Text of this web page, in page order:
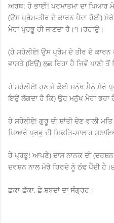
ਅਰਥ: ਹੇ ਭਾਈ! ਪਰਮਾਤਮਾ ਦਾ ਪਿਆਰ
(ਉਸ ਪ੍ਰੇਮ-ਤੀਰ ਦੇ ਕਾਰਨ ਪੈਦਾ ਹੋਈ) ਮੇਰੇ
ਮੇਰਾ ਪ੍ਰਭੂ ਹੀ ਜਾਣਦਾ ਹੈ।੧।ਰਹਾਉ।
(ਹੇ ਸਹੇਲੀਏ! ਉਸ ਪ੍ਰੇਮ ਦੇ ਤੀਰ ਦੇ ਕਾਰਨ
ਵਾਸਤੇ (ਇਉਂ) ਲੁਛ ਰਿਹਾ ਹੈ ਜਿਵੇਂ ਪਾਣੀ
ਹੇ ਸਹੇਲੀਏ! ਹੁਣ ਜੇ ਕੋਈ ਮਨੁੱਖ ਮੈਨੂੰ ਮੇਰੇ
ਇਉਂ ਲੱਗਦਾ ਹੈ ਕਿ) ਉਹ ਮਨੁੱਖ ਮੇਰਾ ਭਰਾ
ਹੇ ਸਹੇਲੀਏ! ਗੁਰੂ ਦੀ ਸ਼ਾਂਤੀ ਦੇਣ ਵਾਲੀ
ਪਿਆਰੇ ਪ੍ਰਭੂ ਦੀ ਸਿਫ਼ਤਿ-ਸਾਲਾਹ
ਹੇ ਪ੍ਰਭੂ! ਆਪਣੇ) ਦਾਸ ਨਾਨਕ ਦੀ
ਦਰਸ਼ਨ ਨਾਲ ਮੇਰੇ ਹਿਰਦੇ ਨੂੰ ਠੰਢ ਪੈਂਦੀ
ਛਕਾ-ਛੱਕਾ, ਛੇ ਸ਼ਬਦਾਂ ਦਾ ਸੰਗ੍ਰਹ।